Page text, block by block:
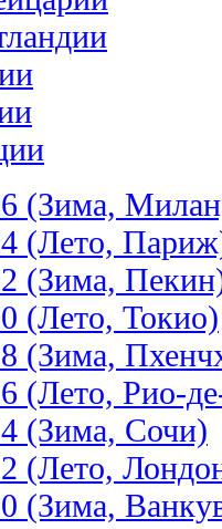
(Зима,
(Лето,
(Зима,
(Лето, Токио)
(Зима,
(Лето, Рио-
(Зима, Сочи)
(Лето,
(Зима,